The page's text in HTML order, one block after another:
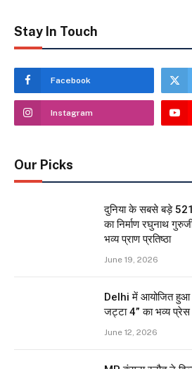
Stay In Touch
Facebook
Instagram
Our Picks
दुनिया के सबसे बड़े
का निर्माण रघुनाथ
भव्य प्राण प्रतिष्ठा
June 19, 2026
Delhi में आयोजित हुआ
जट्टा 4” का भव्य
June 12, 2026